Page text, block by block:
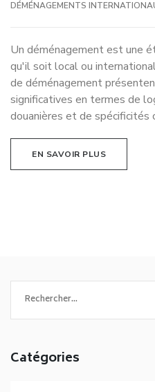
DÉMÉNAGEMENTS
Un déménagement est une
qu'il soit local ou
de déménagement
significatives en termes de
douanières et de spécificités
EN SAVOIR PLUS
Catégories